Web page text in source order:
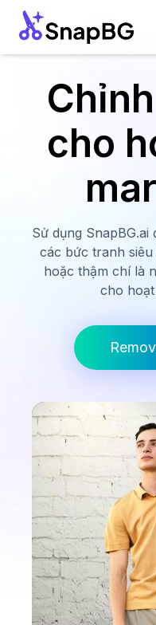
cho
Sử dụng
các bức tranh
hoặc thậm chí là
cho